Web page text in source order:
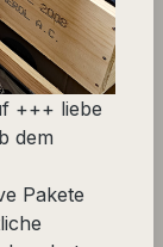
+++ liebe
dem
Pakete